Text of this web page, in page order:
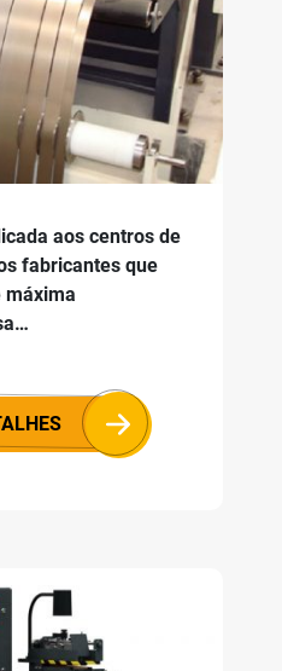
aos centros de
fabricantes que
máxima